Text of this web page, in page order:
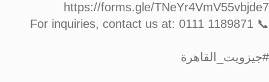
https://forms.gle/TNeYr4VmV55vbjde7
📞 For inquiries, contact us at: 0111 1189871
#جيزويت_القاهرة